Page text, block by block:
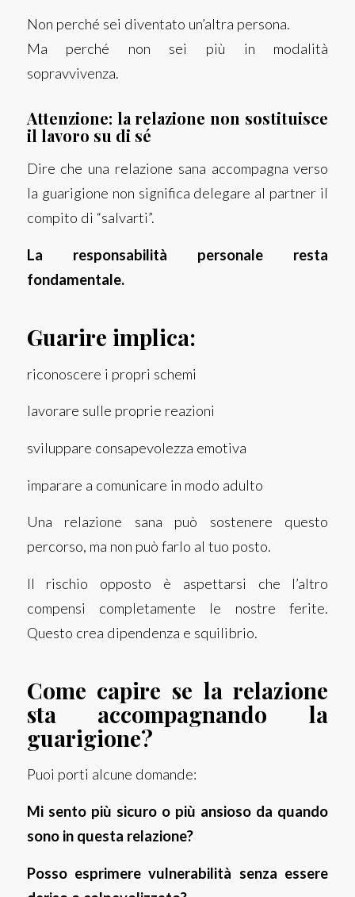
Non perché sei diventato un’altra persona.
Ma perché non sei più in modalità
sopravvivenza.
Attenzione: la relazione non sostituisce
il lavoro su di sé
Dire che una relazione sana accompagna verso
la guarigione non significa delegare al partner il
compito di “salvarti”.
La responsabilità personale resta
fondamentale.
Guarire implica:
riconoscere i propri schemi
lavorare sulle proprie reazioni
sviluppare consapevolezza emotiva
imparare a comunicare in modo adulto
Una relazione sana può sostenere questo
percorso, ma non può farlo al tuo posto.
Il rischio opposto è aspettarsi che l’altro
compensi completamente le nostre ferite.
Questo crea dipendenza e squilibrio.
Come capire se la relazione
sta accompagnando la
guarigione?
Puoi porti alcune domande:
Mi sento più sicuro o più ansioso da quando
sono in questa relazione?
Posso esprimere vulnerabilità senza essere